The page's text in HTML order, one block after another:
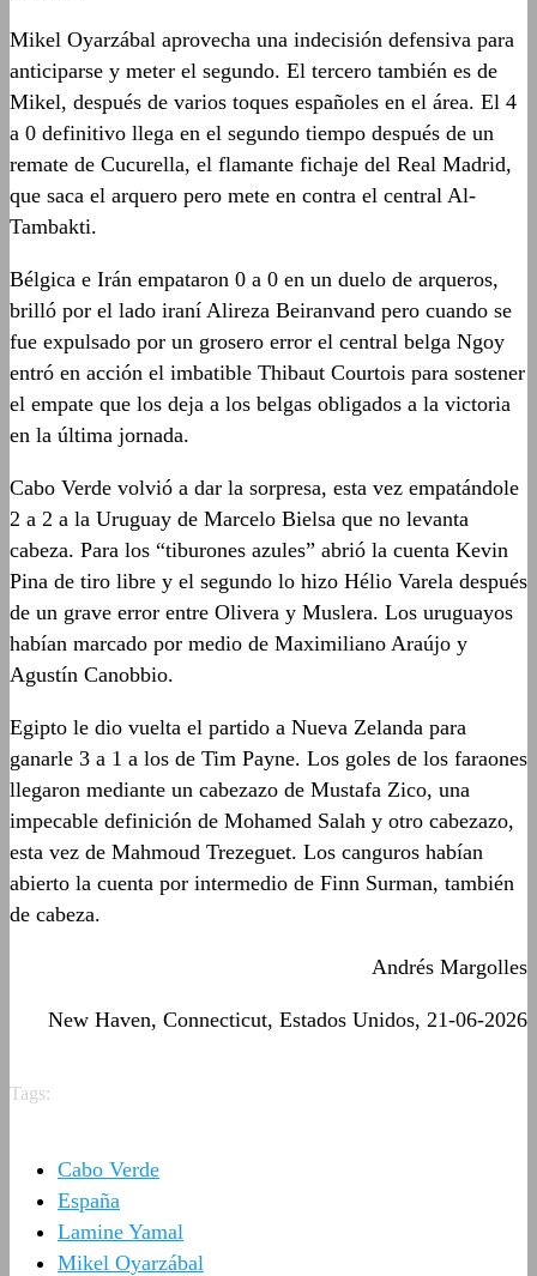
Mikel Oyarzábal aprovecha una indecisión defensiva para
anticiparse y meter el segundo. El tercero también es de
Mikel, después de varios toques españoles en el área. El 4
a 0 definitivo llega en el segundo tiempo después de un
remate de Cucurella, el flamante fichaje del Real Madrid,
que saca el arquero pero mete en contra el central Al-
Tambakti.
Bélgica e Irán empataron 0 a 0 en un duelo de arqueros,
brilló por el lado iraní Alireza Beiranvand pero cuando se
fue expulsado por un grosero error el central belga Ngoy
entró en acción el imbatible Thibaut Courtois para sostener
el empate que los deja a los belgas obligados a la victoria
en la última jornada.
Cabo Verde volvió a dar la sorpresa, esta vez empatándole
2 a 2 a la Uruguay de Marcelo Bielsa que no levanta
cabeza. Para los “tiburones azules” abrió la cuenta Kevin
Pina de tiro libre y el segundo lo hizo Hélio Varela después
de un grave error entre Olivera y Muslera. Los uruguayos
habían marcado por medio de Maximiliano Araújo y
Agustín Canobbio.
Egipto le dio vuelta el partido a Nueva Zelanda para
ganarle 3 a 1 a los de Tim Payne. Los goles de los faraones
llegaron mediante un cabezazo de Mustafa Zico, una
impecable definición de Mohamed Salah y otro cabezazo,
esta vez de Mahmoud Trezeguet. Los canguros habían
abierto la cuenta por intermedio de Finn Surman, también
de cabeza.
Andrés Margolles
New Haven, Connecticut, Estados Unidos, 21-06-2026
Tags:
Cabo Verde
España
Lamine Yamal
Mikel Oyarzábal